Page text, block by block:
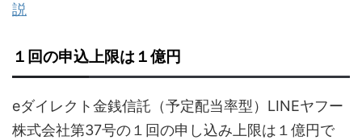
説
１回の申込上限は１億円
eダイレクト金銭信託（予定配当率型）LINEヤフー
株式会社第37号の１回の申し込み上限は１億円で